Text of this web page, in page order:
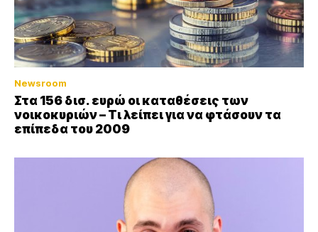
Newsroom
Στα 156 δισ. ευρώ οι καταθέσεις των
νοικοκυριών – Τι λείπει για να φτάσουν τα
επίπεδα του 2009